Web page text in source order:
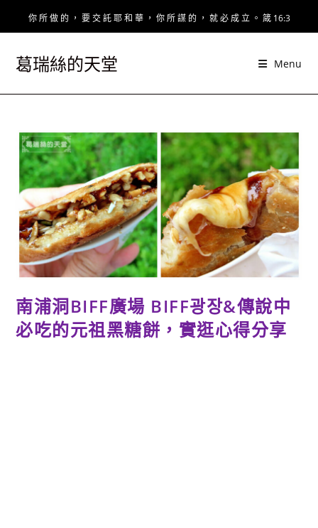
你 所 做 的 ， 要 交 託 耶 和 華 ， 你 所 謀 的 ， 就 必 成 立 。 箴 16:3
葛瑞絲的天堂 Menu
南浦洞BIFF廣場 BIFF광장&傳說中
必吃的元祖黑糖餅，實逛心得分享